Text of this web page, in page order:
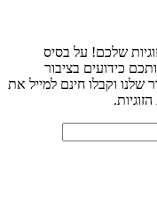
שלכם! על בסיס
כידועים בציבור
שלנו וקבלו חינם למייל את